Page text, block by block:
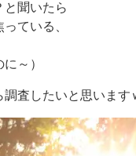
と聞いたら
ている、
～）
査したいと思います